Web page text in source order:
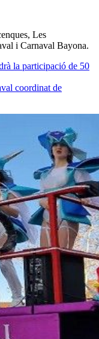
Les
i Carnaval Bayona.
la participació de 50
coordinat de